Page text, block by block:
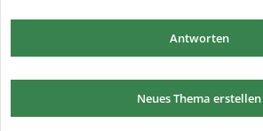
Antworten
Neues Thema erstellen